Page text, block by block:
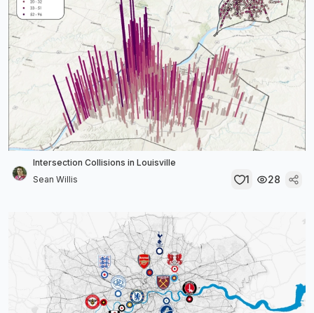
Intersection Collisions in Louisville
Sean Willis
1 28